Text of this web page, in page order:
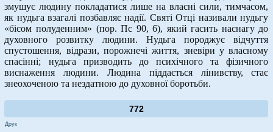
змушує людину покладатися лише на власні сили, тимчасом,
як нудьга взагалі позбавляє надії. Святі Отці називали нудьгу
«бісом полуденним» (пор. Пс 90, 6), який гасить наснагу до
духовного розвитку людини. Нудьга породжує відчуття
спустошення, відрази, порожнечі життя, зневіри у власному
спасінні; нудьга призводить до психічного та фізичного
виснаження людини. Людина піддається лінивству, стає
знеохоченою та нездатною до духовної боротьби.
772
Друк